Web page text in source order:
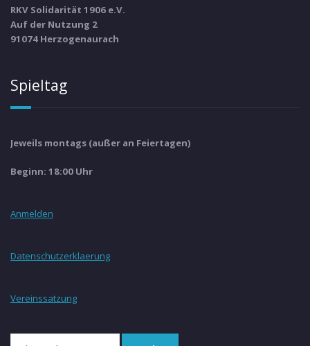
RKV Solidarität 1906 e.V.
Auf der Nutzung 2
91074 Herzogenaurach
Spieltag
Jeweils montags (außer an Feiertagen)
Beginn: 18:00 Uhr
Anmelden
Datenschutzerklaerung
Vereinssatzung